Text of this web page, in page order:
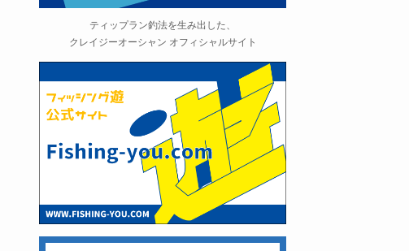
ティップラン釣法を生み出した、
クレイジーオーシャン オフィシャルサイト